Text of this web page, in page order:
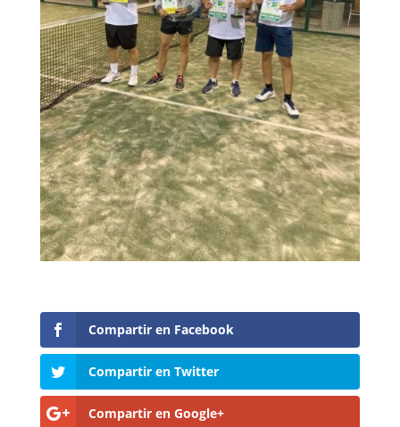
Compartir en Facebook
Compartir en Twitter
Compartir en Google+